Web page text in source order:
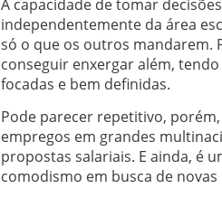
A capacidade de tomar
independentemente da área
só o que os outros mandarem.
conseguir enxergar além,
focadas e bem definidas.
Pode parecer repetitivo,
empregos em grandes
propostas salariais. E ainda, é
comodismo em busca de